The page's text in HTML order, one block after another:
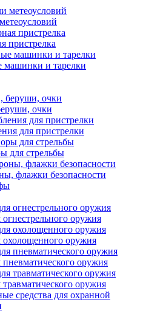
пристрелка
машинки и тарелки
очки
для пристрелки
для стрельбы
флажки безопасности
огнестрельного оружия
охолощенного оружия
пневматического оружия
травматического оружия